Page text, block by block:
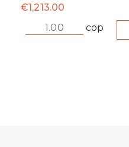
€1,213.00
cop